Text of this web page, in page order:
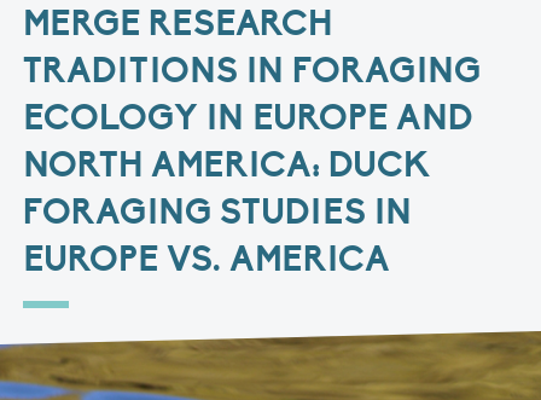
MERGE RESEARCH
TRADITIONS IN FORAGING
ECOLOGY IN EUROPE AND
NORTH AMERICA: DUCK
FORAGING STUDIES IN
EUROPE VS. AMERICA